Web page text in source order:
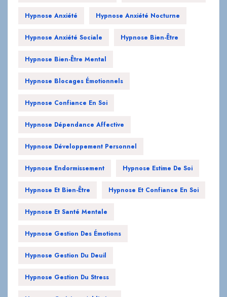
Hypnose Anxiété Hypnose Anxiété Nocturne
Hypnose Anxiété Sociale Hypnose Bien-Être
Hypnose Bien-Être Mental
Hypnose Blocages Émotionnels
Hypnose Confiance En Soi
Hypnose Dépendance Affective
Hypnose Développement Personnel
Hypnose Endormissement Hypnose Estime De Soi
Hypnose Et Bien-Être Hypnose Et Confiance En Soi
Hypnose Et Santé Mentale
Hypnose Gestion Des Émotions
Hypnose Gestion Du Deuil
Hypnose Gestion Du Stress